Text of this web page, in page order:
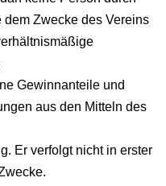
Zwecke des Vereins
Gewinnanteile und
aus den Mitteln des
Er verfolgt nicht in erster